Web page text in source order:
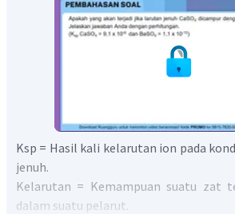
Ksp = Hasil kali kelarutan ion pada
jenuh.
Kelarutan = Kemampuan suatu zat
dalam suatu pelarut.